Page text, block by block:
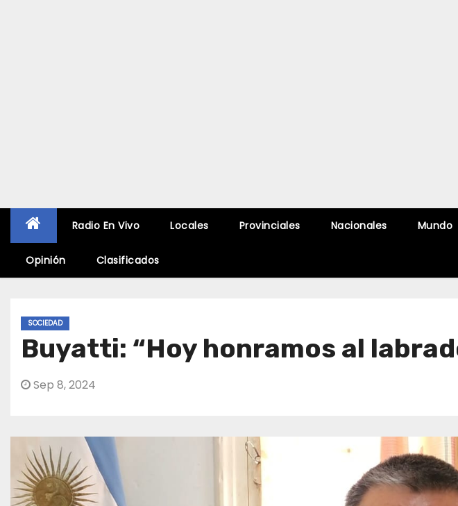
Radio En Vivo Locales Provinciales Nacionales Mundo
Opinión Clasificados
SOCIEDAD
Buyatti: “Hoy honramos al
Sep 8, 2024